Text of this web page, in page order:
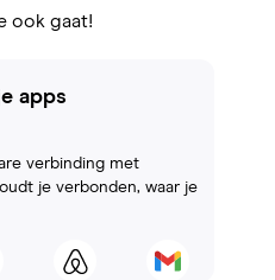
ook gaat!
apps
verbinding met
je verbonden, waar je